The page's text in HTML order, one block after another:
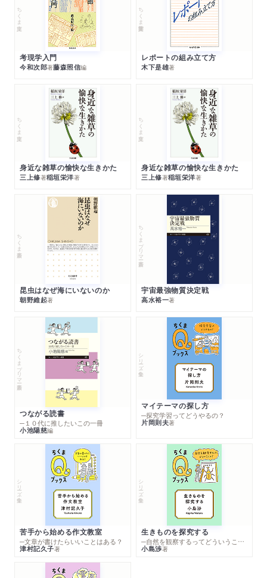
ちくま文庫
考現学入門
今和次郎著藤森照信編
ちくま学芸文庫
レポートの組み立て方
木下是雄著
ちくま文庫
身近な雑草の愉快な生きかた
三上修著稲垣栄洋著
ちくま文庫
身近な雑草の愉快な生きかた
三上修著稲垣栄洋著
ちくま新書
昆虫はなぜ海にいないのか
朝野維起著
ちくまプリマー新書
宇宙最強物質決定戦
高水裕一著
ちくまプリマー新書
つながる読書
─１０代に推したいこの一冊
小池陽慈編
シリーズ・全集
マイテーマの探し方
─探究学習ってどうやるの？
片岡則夫著
シリーズ・全集
苦手から始める作文教室
─文章が書けたらいいことはある？
津村記久子著
シリーズ・全集
生きものを探究する
─自然を観察するってどういうこと？
小島渉著